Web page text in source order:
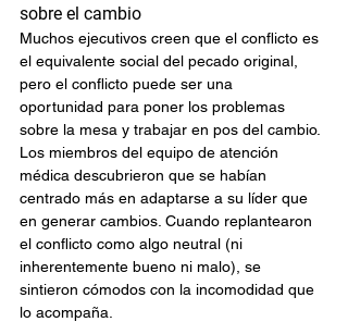
sobre el cambio
Muchos ejecutivos creen que el conflicto es
el equivalente social del pecado original,
pero el conflicto puede ser una
oportunidad para poner los problemas
sobre la mesa y trabajar en pos del cambio.
Los miembros del equipo de atención
médica descubrieron que se habían
centrado más en adaptarse a su líder que
en generar cambios. Cuando replantearon
el conflicto como algo neutral (ni
inherentemente bueno ni malo), se
sintieron cómodos con la incomodidad que
lo acompaña.